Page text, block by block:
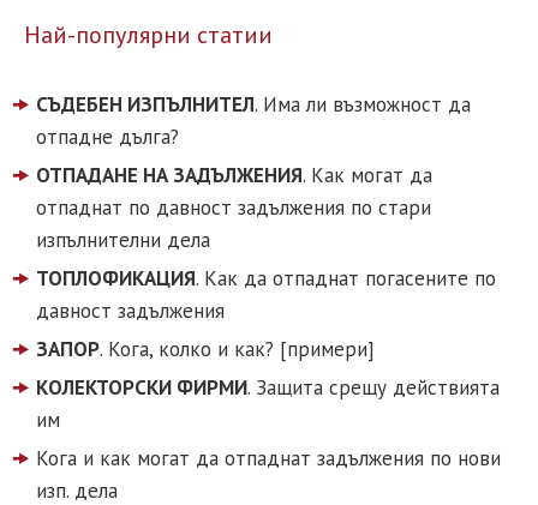
Най-популярни статии
СЪДЕБЕН ИЗПЪЛНИТЕЛ. Има ли възможност да
отпадне дълга?
ОТПАДАНЕ НА ЗАДЪЛЖЕНИЯ. Как могат да
отпаднат по давност задължения по стари
изпълнителни дела
ТОПЛОФИКАЦИЯ. Как да отпаднат погасените по
давност задължения
ЗАПОР. Кога, колко и как? [примери]
КОЛЕКТОРСКИ ФИРМИ. Защита срещу действията
им
Кога и как могат да отпаднат задължения по нови
изп. дела